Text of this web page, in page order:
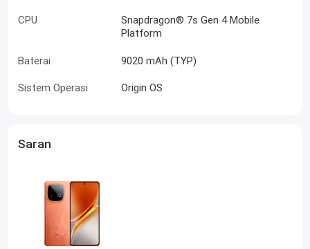
CPU
Snapdragon® 7s Gen 4 Mobile
Platform
Baterai 9020 mAh (TYP)
Sistem Operasi Origin OS
Saran